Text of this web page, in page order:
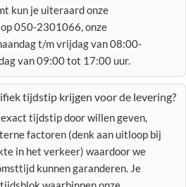
kun je uiteraard onze
050-2301066, onze
t/m vrijdag van 08:00-
van 09:00 tot 17:00 uur.
tijdstip krijgen voor de levering?
tijdstip door willen geven,
factoren (denk aan uitloop bij
in het verkeer) waardoor we
kunnen garanderen. Je